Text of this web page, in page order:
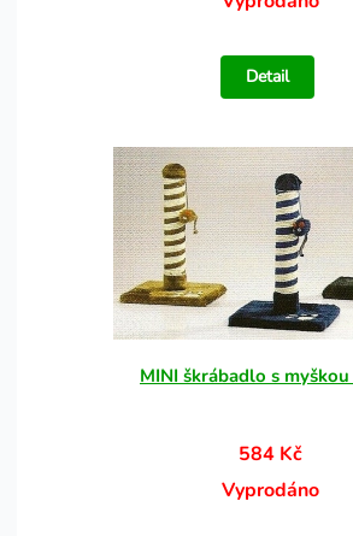
Detail
MINI škrábadlo s
584 Kč
Vyprodáno